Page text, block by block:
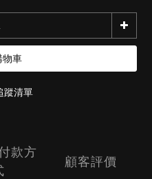
物車
蹤清單
款方
顧客評價